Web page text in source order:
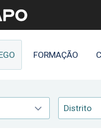
FORMAÇÃO
Distrito